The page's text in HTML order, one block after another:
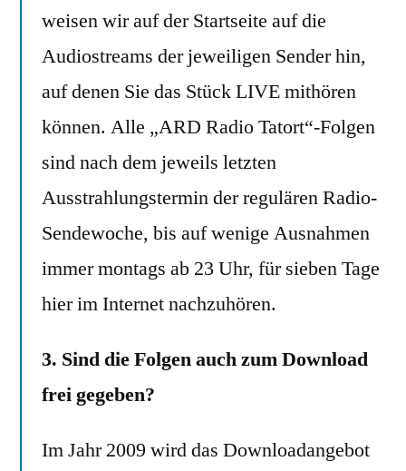
weisen wir auf der Startseite auf die
Audiostreams der jeweiligen Sender hin,
auf denen Sie das Stück LIVE mithören
können. Alle „ARD Radio Tatort“-Folgen
sind nach dem jeweils letzten
Ausstrahlungstermin der regulären Radio-
Sendewoche, bis auf wenige Ausnahmen
immer montags ab 23 Uhr, für sieben Tage
hier im Internet nachzuhören.
3. Sind die Folgen auch zum Download
frei gegeben?
Im Jahr 2009 wird das Downloadangebot